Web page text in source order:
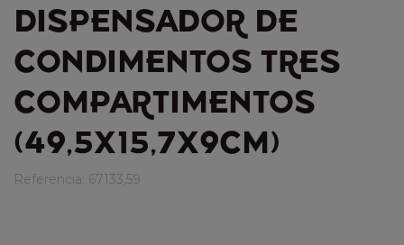
DISPENSADOR DE
CONDIMENTOS TRES
COMPARTIMENTOS
(49,5X15,7X9CM)
Referencia: 67133,59